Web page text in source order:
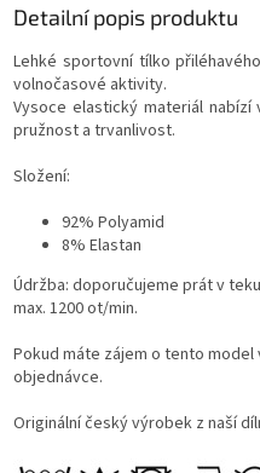
Detailní popis produktu
Lehké sportovní tílko
volnočasové aktivity.
Vysoce elastický materiál
pružnost a trvanlivost.
Složení:
92% Polyamid
8% Elastan
Údržba: doporučujeme prát v
max. 1200 ot/min.
Pokud máte zájem o tento
objednávce.
Originální český výrobek z naší